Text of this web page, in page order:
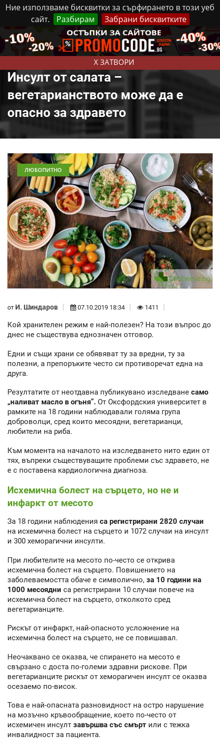
Ние използваме бисквитки за сърфирането в този уеб
сайт.
Разбирам Забрани бисквитките
X ЗАТВОРИ
Събота, 8 Август, 2026 Реклама Контакти
Инсулт от салата –
вегетарианството може да е
опасно за здравето
ЛЮБОПИТНО
от И. Шиндаров 07.10.2019 18:34 1411
Кой хранителен режим е най-полезен? На този въпрос до
днес не съществува еднозначен отговор.
Едни и същи храни се обявяват ту за вредни, ту за
полезни, а препоръките често си противоречат една на
друга.
Резултатите от неотдавна публикувано изследване само
„наливат масло в огъня”. От Оксфордския университет в
рамките на 18 години наблюдавали голяма група
доброволци, сред които месоядни, вегетарианци,
любители на риба.
Към момента на началото на изследването нито един от
тях, въпреки съществуващите проблеми със здравето, не
е с поставена кардиологична диагноза.
Исхемична болест на сърцето, но не и
инфаркт от месото
За 18 години наблюдения са регистрирани 2820 случаи
на исхемична болест на сърцето и 1072 случаи на инсулт
и 300 хеморагични инсулти.
При любителите на месото по-често се открива
исхемична болест на сърцето. Повишението на
заболеваемостта обаче е символично, за 10 години на
1000 месоядни са регистрирани 10 случаи повече на
исхемична болест на сърцето, отколкото сред
вегетарианците.
Рискът от инфаркт, най-опасното усложнение на
исхемична болест на сърцето, не се повишавал.
Неочаквано се оказва, че спирането на месото е
свързано с доста по-големи здравни рискове. При
вегетарианците рискът от хеморагичен инсулт се оказва
осезаемо по-висок.
Това е най-опасната разновидност на остро нарушение
на мозъчно кръвообращение, което по-често от
исхемичен инсулт завършва със смърт или с тежка
инвалидност за пациента.